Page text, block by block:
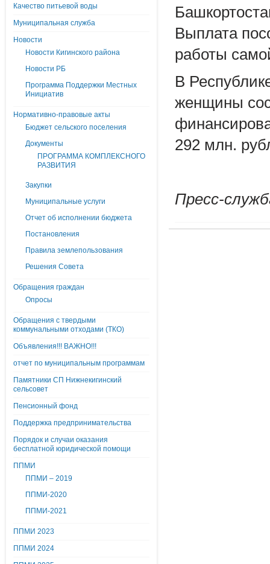
Качество питьевой воды
Муниципальная служба
Новости
Новости Кигинского района
Новости РБ
Программа Поддержки Местных
Инициатив
Нормативно-правовые акты
Бюджет сельского поселения
Документы
ПРОГРАММА КОМПЛЕКСНОГО
РАЗВИТИЯ
Закупки
Муниципальные услуги
Отчет об исполнении бюджета
Постановления
Правила землепользования
Решения Совета
Обращения граждан
Опросы
Обращения с твердыми
коммунальными отходами (ТКО)
Объявления!!! ВАЖНО!!!
отчет по муниципальным программам
Памятники СП Нижнекигинский
сельсовет
Пенсионный фонд
Поддержка предпринимательства
Порядок и случаи оказания
бесплатной юридической помощи
ППМИ
ППМИ – 2019
ППМИ-2020
ППМИ-2021
ППМИ 2023
ППМИ 2024
Выплата
работы
В
женщины
292 млн.
Пресс-